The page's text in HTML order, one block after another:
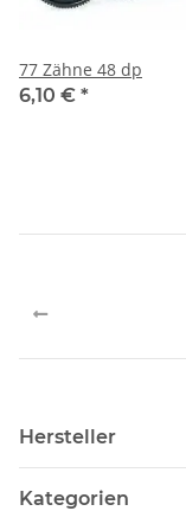
77 Zähne 48 dp
6,10 € *
Hersteller
Kategorien